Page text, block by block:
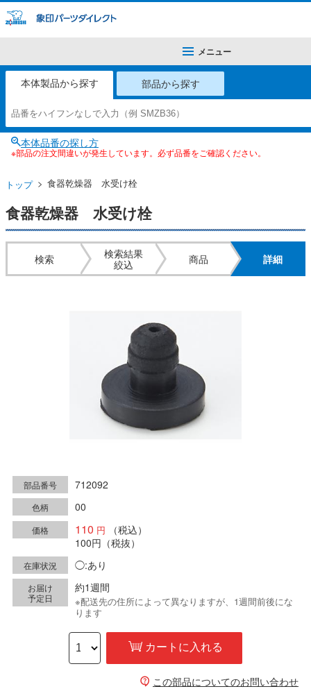
メニュー
本体製品から探す 部品から探す
本体品番の探し方
※部品の注文間違いが発生しています。必ず品番をご確認ください。
トップ 食器乾燥器 水受け栓
食器乾燥器 水受け栓
検索
検索結果
絞込
商品 詳細
部品番号 712092
色柄 00
価格 110
（税込）
100円 （税抜）
在庫状況 ◯:あり
お届け
予定日
約1週間
※配送先の住所によって異なりますが、1週間前後にな
ります
カートに入れる
この部品についてのお問い合わせ